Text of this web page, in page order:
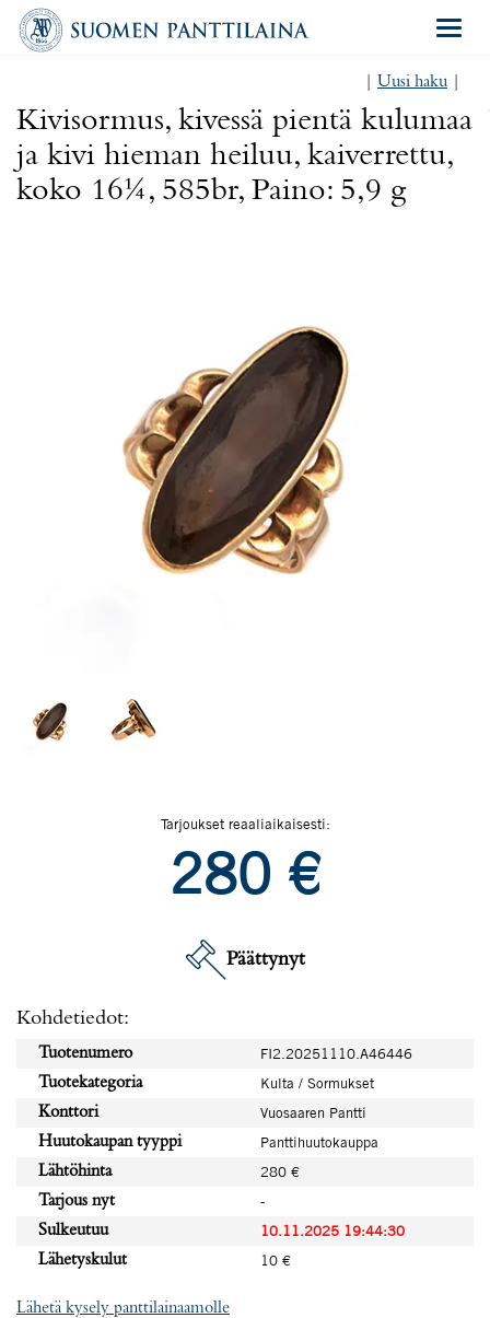
Uusi haku
Kivisormus, kivessä pientä kulumaa
ja kivi hieman heiluu, kaiverrettu,
koko 16¼, 585br, Paino: 5,9 g
Tarjoukset reaaliaikaisesti:
280 €
Päättynyt
Kohdetiedot:
Tuotenumero
FI2.20251110.A46446
Tuotekategoria
Kulta / Sormukset
Konttori
Vuosaaren Pantti
Huutokaupan tyyppi
Panttihuutokauppa
Lähtöhinta
280 €
Tarjous nyt
-
Sulkeutuu
10.11.2025 19:44:30
Lähetyskulut
10 €
Lähetä kysely panttilainaamolle